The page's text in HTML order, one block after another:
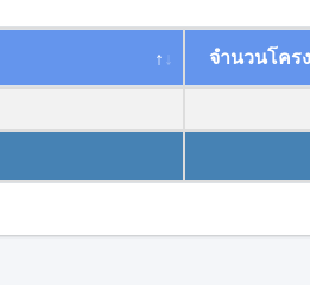
จำนวนโคร